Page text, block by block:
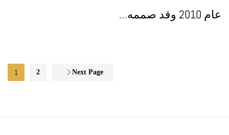
عام 2010 وقد صممه…
1 2 Next Page